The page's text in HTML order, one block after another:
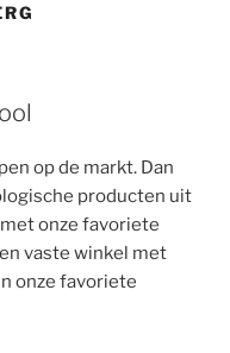
op de markt. Dan
producten uit
onze favoriete
vaste winkel met
onze favoriete